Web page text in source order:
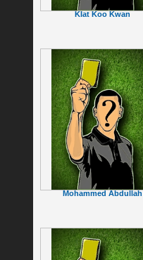
KIat Koo Kwan
Mohammed Abdullah